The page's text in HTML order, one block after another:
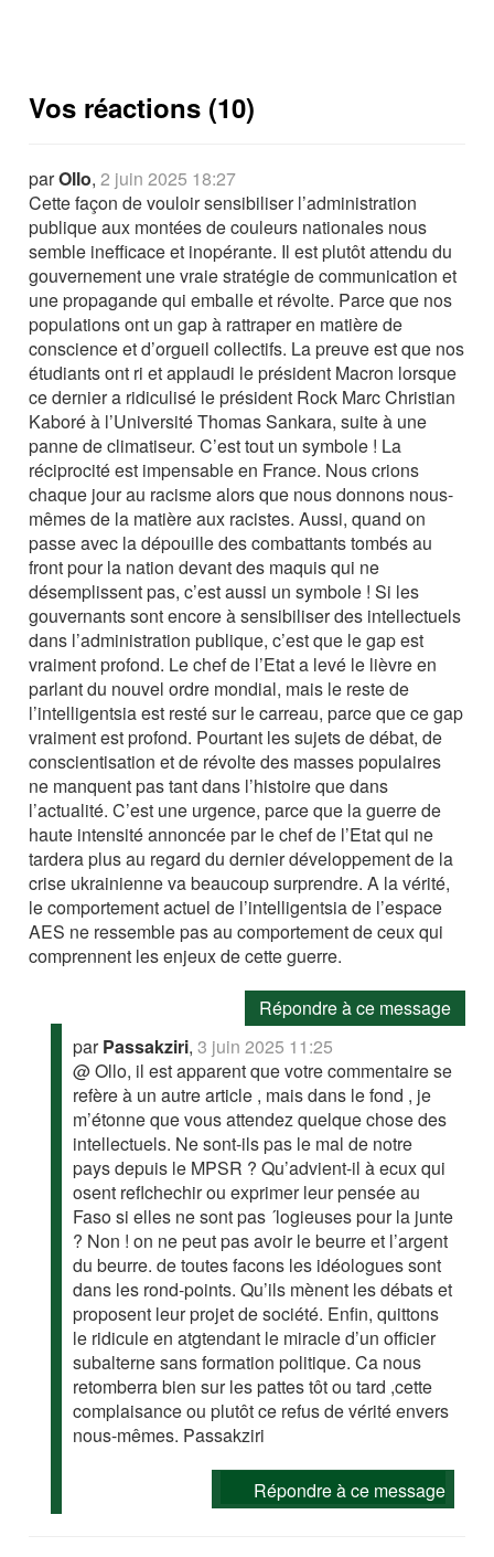
Vos réactions (10)
parOllo,2 juin 2025 18:27
Cette façon de vouloir sensibiliser l’administration
publique aux montées de couleurs nationales nous
semble inefficace et inopérante. Il est plutôt attendu du
gouvernement une vraie stratégie de communication et
une propagande qui emballe et révolte. Parce que nos
populations ont un gap à rattraper en matière de
conscience et d’orgueil collectifs. La preuve est que nos
étudiants ont ri et applaudi le président Macron lorsque
ce dernier a ridiculisé le président Rock Marc Christian
Kaboré à l’Université Thomas Sankara, suite à une
panne de climatiseur. C’est tout un symbole ! La
réciprocité est impensable en France. Nous crions
chaque jour au racisme alors que nous donnons nous-
mêmes de la matière aux racistes. Aussi, quand on
passe avec la dépouille des combattants tombés au
front pour la nation devant des maquis qui ne
désemplissent pas, c’est aussi un symbole ! Si les
gouvernants sont encore à sensibiliser des intellectuels
dans l’administration publique, c’est que le gap est
vraiment profond. Le chef de l’Etat a levé le lièvre en
parlant du nouvel ordre mondial, mais le reste de
l’intelligentsia est resté sur le carreau, parce que ce gap
vraiment est profond. Pourtant les sujets de débat, de
conscientisation et de révolte des masses populaires
ne manquent pas tant dans l’histoire que dans
l’actualité. C’est une urgence, parce que la guerre de
haute intensité annoncée par le chef de l’Etat qui ne
tardera plus au regard du dernier développement de la
crise ukrainienne va beaucoup surprendre. A la vérité,
le comportement actuel de l’intelligentsia de l’espace
AES ne ressemble pas au comportement de ceux qui
comprennent les enjeux de cette guerre.
Répondre à ce message
parPassakziri,3 juin 2025 11:25
@ Ollo, il est apparent que votre commentaire se
refère à un autre article , mais dans le fond , je
m’étonne que vous attendez quelque chose des
intellectuels. Ne sont-ils pas le mal de notre
pays depuis le MPSR ? Qu’advient-il à ecux qui
osent reflchechir ou exprimer leur pensée au
Faso si elles ne sont pas ´logieuses pour la junte
? Non ! on ne peut pas avoir le beurre et l’argent
du beurre. de toutes facons les idéologues sont
dans les rond-points. Qu’ils mènent les débats et
proposent leur projet de société. Enfin, quittons
le ridicule en atgtendant le miracle d’un officier
subalterne sans formation politique. Ca nous
retomberra bien sur les pattes tôt ou tard ,cette
complaisance ou plutôt ce refus de vérité envers
nous-mêmes. Passakziri
Répondre à ce message